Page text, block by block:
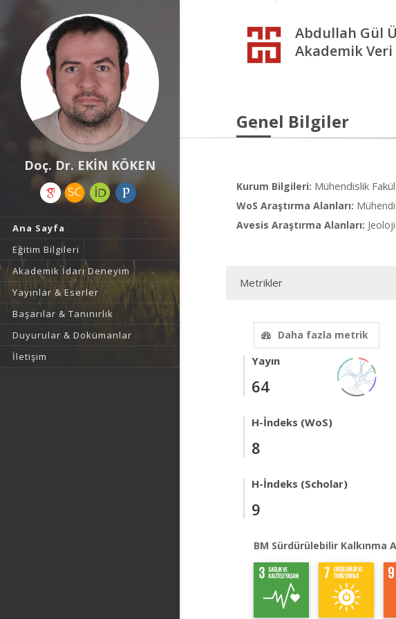
Doç. Dr. EKİN KÖKEN
Ana Sayfa
Eğitim Bilgileri
Akademik İdari Deneyim
Yayınlar & Eserler
Başarılar & Tanınırlık
Duyurular & Dokümanlar
İletişim
Abdullah Gül
Akademik
Genel Bilgiler
Kurum Bilgileri: Mühendislik
WoS Araştırma Alanları:
Avesis Araştırma Alanları:
Metrikler
Daha fazla metrik
Yayın
64
H-İndeks (WoS)
8
H-İndeks (Scholar)
9
BM Sürdürülebilir Kalkınma